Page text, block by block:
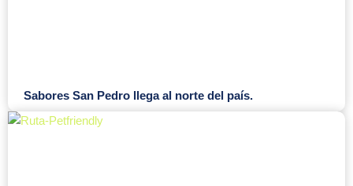
Sabores San Pedro llega al norte del país.